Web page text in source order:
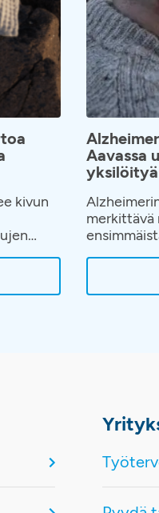
kivun
Aavassa
merkittävä
osana